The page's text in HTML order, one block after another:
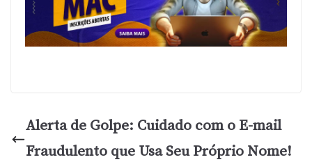
Alerta de Golpe: Cuidado com o E-mail
Fraudulento que Usa Seu Próprio Nome!